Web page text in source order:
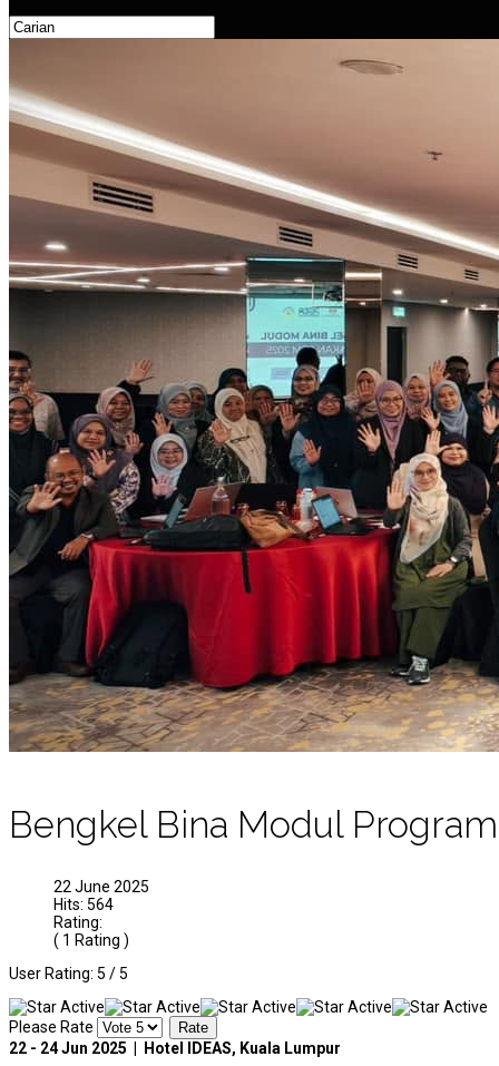
Bengkel Bina Modul
22 June 2025
Hits: 564
Rating:
( 1 Rating )
User Rating: 5 /5
Please Rate
22 - 24 Jun 2025 | Hotel IDEAS, Kuala Lumpur